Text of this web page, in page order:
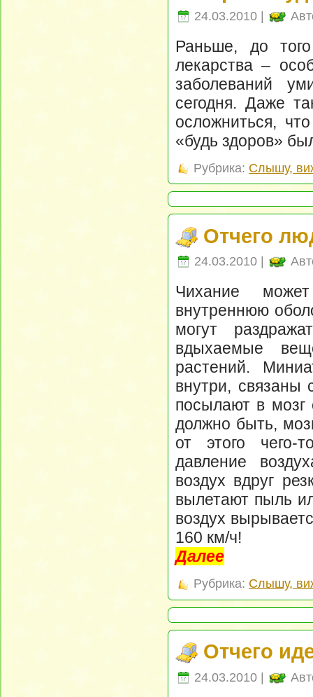
24.03.2010 |
Раньше, до
лекарства –
заболеваний
сегодня. Даже
осложниться,
«будь здоров»
Рубрика: Слышу,
Отчего
24.03.2010 |
Чихание
внутреннюю
могут
вдыхаемые
растений.
внутри, связаны
посылают в мозг
должно быть,
от этого чего-
давление
воздух вдруг
вылетают пыль
воздух
160 км/ч!
Далее
Рубрика: Слышу,
Отчего
24.03.2010 |